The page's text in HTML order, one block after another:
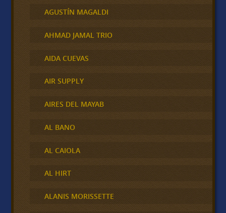
AGUSTÍN MAGALDI
AHMAD JAMAL TRIO
AIDA CUEVAS
AIR SUPPLY
AIRES DEL MAYAB
AL BANO
AL CAIOLA
AL HIRT
ALANIS MORISSETTE